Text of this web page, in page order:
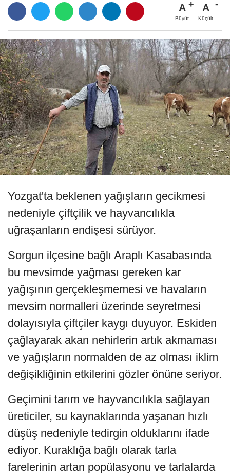
A
Büyüt
A
Küçült
Yozgat'ta beklenen yağışların gecikmesi
nedeniyle çiftçilik ve hayvancılıkla
uğraşanların endişesi sürüyor.
Sorgun ilçesine bağlı Araplı Kasabasında
bu mevsimde yağması gereken kar
yağışının gerçekleşmemesi ve havaların
mevsim normalleri üzerinde seyretmesi
dolayısıyla çiftçiler kaygı duyuyor. Eskiden
çağlayarak akan nehirlerin artık akmaması
ve yağışların normalden de az olması iklim
değişikliğinin etkilerini gözler önüne seriyor.
Geçimini tarım ve hayvancılıkla sağlayan
üreticiler, su kaynaklarında yaşanan hızlı
düşüş nedeniyle tedirgin olduklarını ifade
ediyor. Kuraklığa bağlı olarak tarla
farelerinin artan popülasyonu ve tarlalarda